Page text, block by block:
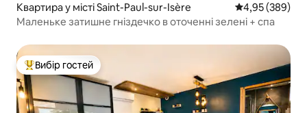
Квартира у місті Saint-Paul-sur-Isère Середня
4,95 (389)
Маленьке затишне гніздечко в оточенні зелені + спа
Топ вибір гостей
Вибір гостей